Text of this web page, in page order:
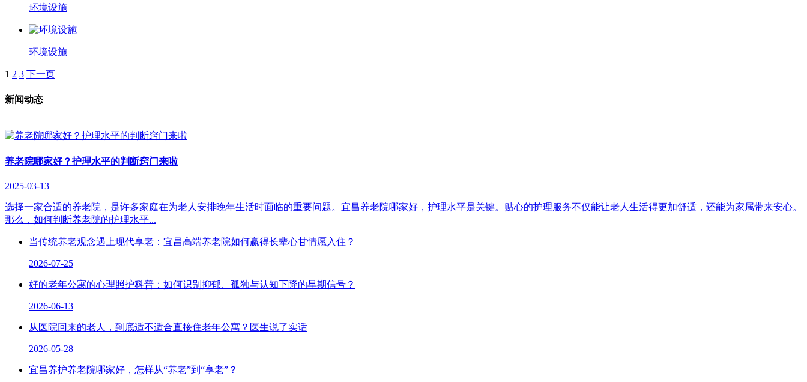
环境设施
环境设施
1 2 3 下一页
新闻动态
养老院哪家好？护理水平的判断窍门来啦
2025-03-13
选择一家合适的养老院，是许多家庭在为老人安排晚年生活时面临的重要问题。宜昌养老院哪家好，护理水平是关键。贴心的护理服务不仅能让老人生活得更加舒适，还能为家属带来安心。
那么，如何判断养老院的护理水平...
当传统养老观念遇上现代享老：宜昌高端养老院如何赢得长辈心甘情愿入住？
2026-07-25
好的老年公寓的心理照护科普：如何识别抑郁、孤独与认知下降的早期信号？
2026-06-13
从医院回来的老人，到底适不适合直接住老年公寓？医生说了实话
2026-05-28
宜昌养护养老院哪家好，怎样从“养老”到“享老”？